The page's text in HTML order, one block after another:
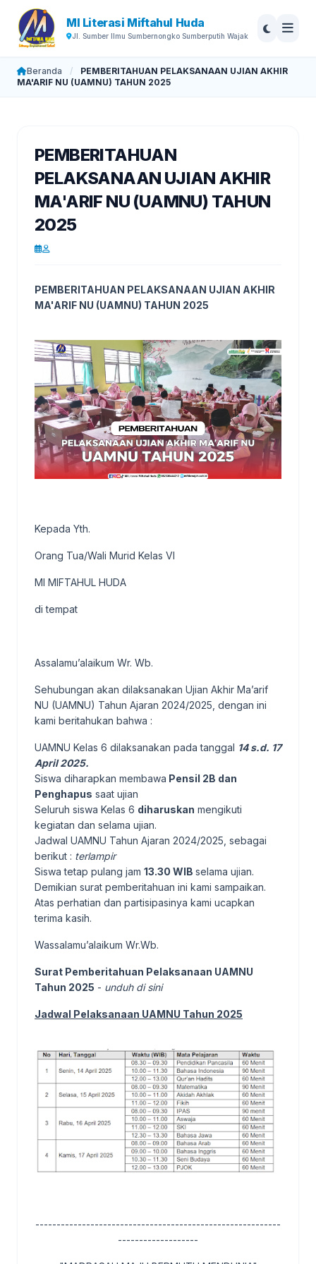
MI Literasi Miftahul Huda
Jl. Sumber Ilmu Sumbernongko Sumberputih Wajak
Beranda /
PEMBERITAHUAN PELAKSANAAN UJIAN AKHIR
MA'ARIF NU (UAMNU) TAHUN 2025
PEMBERITAHUAN
PELAKSANAAN UJIAN AKHIR
MA'ARIF NU (UAMNU) TAHUN
2025
PEMBERITAHUAN PELAKSANAAN UJIAN AKHIR
MA'ARIF NU (UAMNU) TAHUN 2025
Kepada Yth.
Orang Tua/Wali Murid Kelas VI
MI MIFTAHUL HUDA
di tempat
Assalamu’alaikum Wr. Wb.
Sehubungan akan dilaksanakan Ujian Akhir Ma’arif
NU (UAMNU) Tahun Ajaran 2024/2025, dengan ini
kami beritahukan bahwa :
UAMNU Kelas 6 dilaksanakan pada tanggal 14 s.d. 17
April 2025.
Siswa diharapkan membawa Pensil 2B dan
Penghapus saat ujian
Seluruh siswa Kelas 6 diharuskan mengikuti
kegiatan dan selama ujian.
Jadwal UAMNU Tahun Ajaran 2024/2025, sebagai
berikut : terlampir
Siswa tetap pulang jam 13.30 WIB selama ujian.
Demikian surat pemberitahuan ini kami sampaikan.
Atas perhatian dan partisipasinya kami ucapkan
terima kasih.
Wassalamu’alaikum Wr.Wb.
Surat Pemberitahuan Pelaksanaan UAMNU
Tahun 2025 - unduh di sini
Jadwal Pelaksanaan UAMNU Tahun 2025
----------------------------------------------------------
-------------------